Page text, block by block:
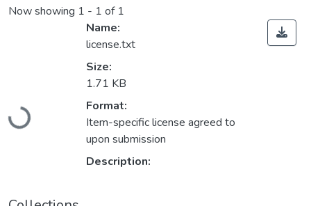
Now showing 1 - 1 of 1
Loading...
Name:
license.txt
Size:
1.71 KB
Format:
Item-specific license agreed to
upon submission
Description: